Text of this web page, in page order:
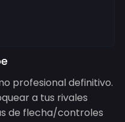
profesional definitivo.
a tus rivales
de flecha/controles